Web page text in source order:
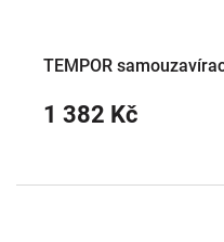
TEMPOR
1 382 Kč